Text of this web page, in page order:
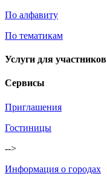
По алфавиту
По тематикам
Услуги для участников
Сервисы
Приглашения
Гостиницы
-->
Информация о городах